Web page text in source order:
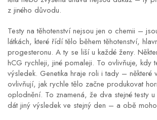
z jiného důvodu.
Testy na těhotenství nejsou jen o chemii –
látkách, které řídí tělo během těhotenství,
progesteronu. A ty se liší u každé ženy.
hCG rychleji, jiné pomaleji. To ovlivňuje, kdy
výsledek. Genetika hraje roli i tady – některé
ovlivňují, jak rychle tělo začne produkovat
oplodnění. To znamená, že dva stejné testy
dát jiný výsledek ve stejný den – a obě